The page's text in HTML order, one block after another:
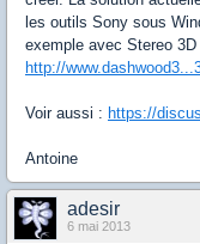
les outils Sony sous
exemple avec Stereo
http://
Voir aussi : https://
Antoine
adesir
6 mai 2013